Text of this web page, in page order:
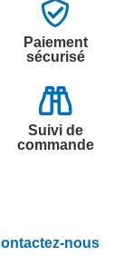
Paiement
sécurisé
Suivi de
commande
nous